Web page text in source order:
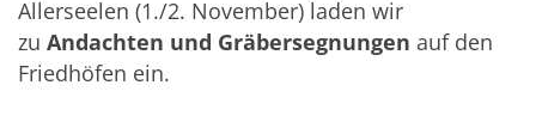
Allerseelen (1./2. November) laden wir
zu Andachten und Gräbersegnungen auf den
Friedhöfen ein.